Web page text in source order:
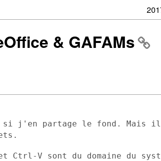
& GAFAMs
si j'en partage le fond. Mais il
V sont du domaine du